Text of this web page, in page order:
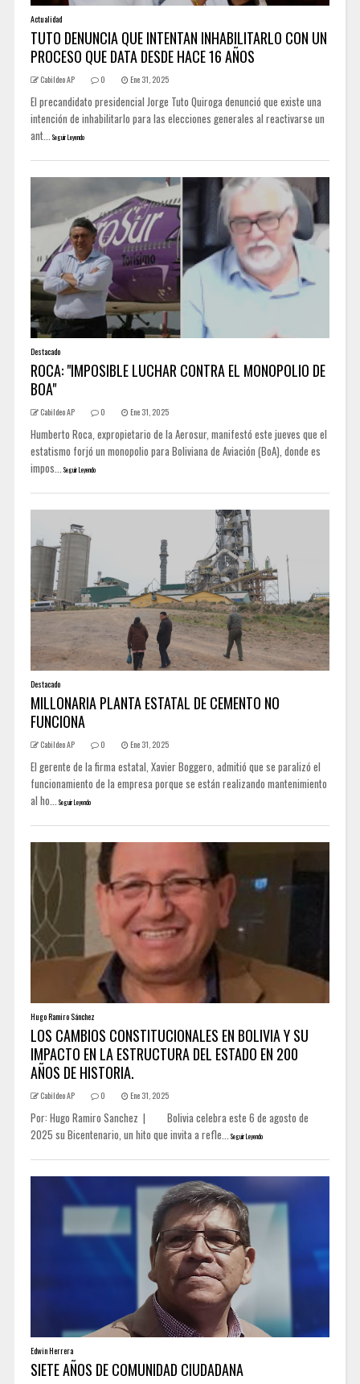
Actualidad
TUTO DENUNCIA QUE INTENTAN INHABILITARLO CON UN
PROCESO QUE DATA DESDE HACE 16 AÑOS
Cabildeo AP 0 Ene 31, 2025
El precandidato presidencial Jorge Tuto Quiroga denunció que existe una
intención de inhabilitarlo para las elecciones generales al reactivarse un
ant... Seguir Leyendo
Destacado
ROCA: "IMPOSIBLE LUCHAR CONTRA EL MONOPOLIO DE
BOA"
Cabildeo AP 0 Ene 31, 2025
Humberto Roca, expropietario de la Aerosur, manifestó este jueves que el
estatismo forjó un monopolio para Boliviana de Aviación (BoA), donde es
impos... Seguir Leyendo
Destacado
MILLONARIA PLANTA ESTATAL DE CEMENTO NO
FUNCIONA
Cabildeo AP 0 Ene 31, 2025
El gerente de la firma estatal, Xavier Boggero, admitió que se paralizó el
funcionamiento de la empresa porque se están realizando mantenimiento
al ho... Seguir Leyendo
Hugo Ramiro Sánchez
LOS CAMBIOS CONSTITUCIONALES EN BOLIVIA Y SU
IMPACTO EN LA ESTRUCTURA DEL ESTADO EN 200
AÑOS DE HISTORIA.
Cabildeo AP 0 Ene 31, 2025
Por: Hugo Ramiro Sanchez | Bolivia celebra este 6 de agosto de
2025 su Bicentenario, un hito que invita a refle... Seguir Leyendo
Edwin Herrera
SIETE AÑOS DE COMUNIDAD CIUDADANA